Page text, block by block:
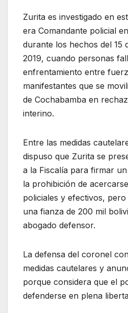
Zurita es investigado en
era Comandante policial
durante los hechos del 15
2019, cuando personas
enfrentamiento entre
manifestantes que se
de Cochabamba en
interino.
Entre las medidas
dispuso que Zurita se
a la Fiscalía para firmar
la prohibición de
policiales y efectivos,
una fianza de 200 mil
abogado defensor.
La defensa del coronel
medidas cautelares y
porque considera que el
defenderse en plena